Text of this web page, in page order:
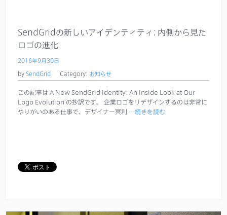
SendGridの新しいアイデンティティ: 内側から見た
ロゴの進化
2016年9月30日
by SendGrid Category: お知らせ
この記事は A New SendGrid Identity: An Inside Look at Our
Logo Evolution の抄訳です。 企業ロゴをリデザインするのは非常に
やりがいのある仕事で、デザイナー冥利 …続きを読む